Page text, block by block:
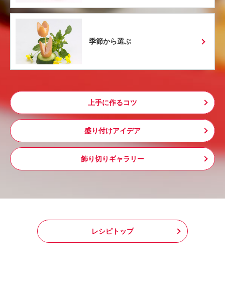
季節から選ぶ
上手に作るコツ
盛り付けアイデア
飾り切りギャラリー
レシピトップ